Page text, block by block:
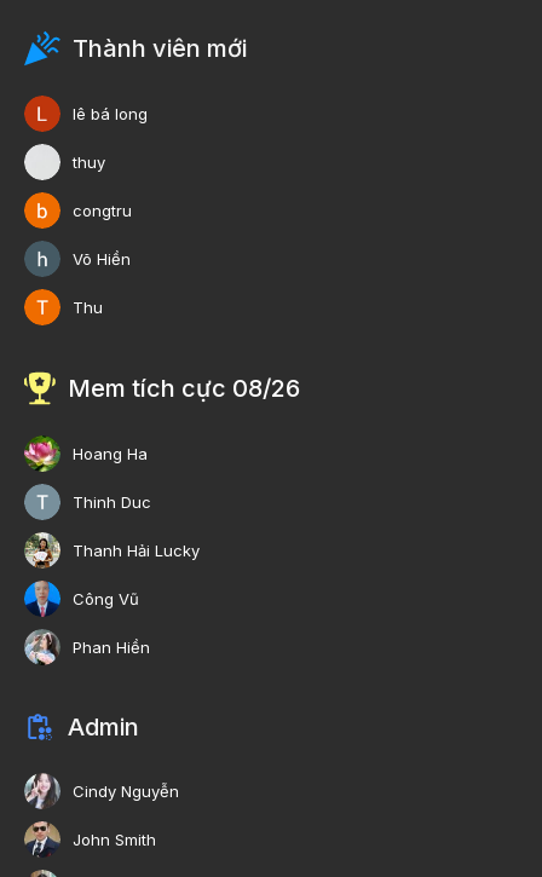
Thành viên mới
lê bá long
thuy
congtru
Võ Hiền
Thu
Mem tích cực 08/26
Hoang Ha
Thinh Duc
Thanh Hải Lucky
Công Vũ
Phan Hiền
Admin
Cindy Nguyễn
John Smith